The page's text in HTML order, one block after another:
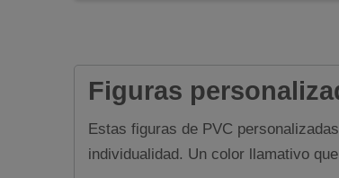
Figuras
Estas figuras de PVC
individualidad. Un color llamativo